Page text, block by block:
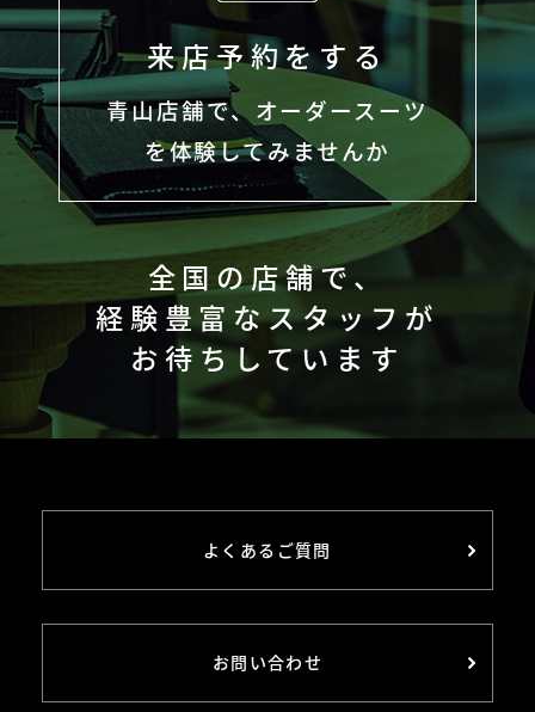
来店予約をする
青山店舗で、オーダースーツ
を体験してみませんか
全国の店舗で、
経験豊富なスタッフが
お待ちしています
よくあるご質問
お問い合わせ